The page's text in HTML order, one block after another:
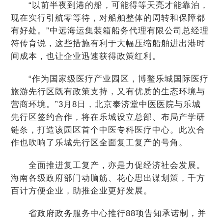
“以前半夜到港的船，可能得等天亮才能靠泊，
现在实行引航零等待，对船舶整体的周转和保障都
有好处。”中远海运集装箱船务代理有限公司总经理
符传育说，这些措施有利于大幅压缩船舶进出港时
间成本，也让企业迅速获得政策红利。
“作为国家级医疗产业园区，博鳌乐城国际医疗
旅游先行区既有政策支持，又有优质的生态环境与
营商环境。”3月8日，北京泰济堂中医医院与乐城
先行区签约合作，将在乐城设立总部、布局产学研
链条，打造该园区首个中医专科医疗中心。此次合
作也吹响了乐城先行区全面复工复产的号角。
全面推进复工复产，亦是力促经济社会发展。
海南各级政府部门动脑筋、花心思出谋划策，千方
百计方便企业，助推企业更好发展。
省政府政务服务中心推行88项告知承诺制，并